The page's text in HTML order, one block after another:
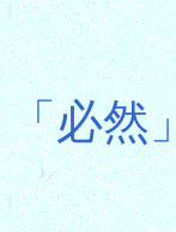
「必然